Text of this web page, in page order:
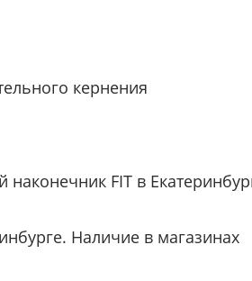
кернения
FIT в
Наличие в магазинах